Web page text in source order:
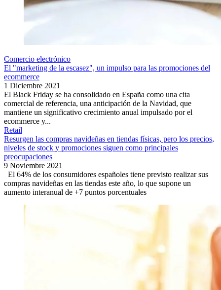
Comercio electrónico
El "marketing de la escasez", un impulso para las promociones del
ecommerce
1 Diciembre 2021
El Black Friday se ha consolidado en España como una cita
comercial de referencia, una anticipación de la Navidad, que
mantiene un significativo crecimiento anual impulsado por el
ecommerce y...
Retail
Resurgen las compras navideñas en tiendas físicas, pero los precios,
niveles de stock y promociones siguen como principales
preocupaciones
9 Noviembre 2021
El 64% de los consumidores españoles tiene previsto realizar sus
compras navideñas en las tiendas este año, lo que supone un
aumento interanual de +7 puntos porcentuales